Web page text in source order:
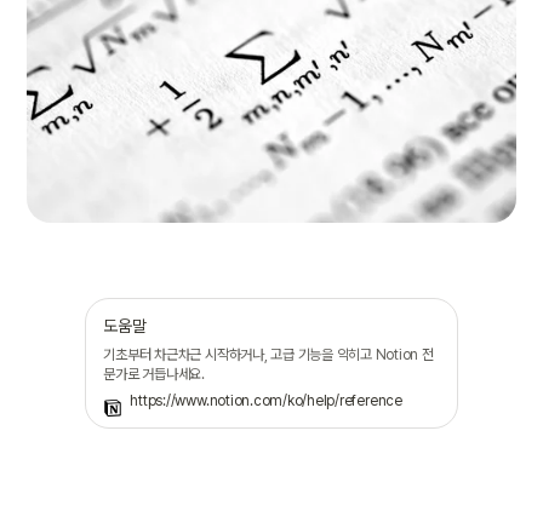
도움말
기초부터 차근차근 시작하거나, 고급 기능을 익히고 Notion 전
문가로 거듭나세요.
https://www.notion.com/ko/help/reference